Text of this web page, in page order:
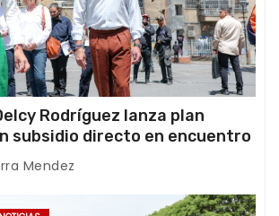
Rodríguez lanza plan
subsidio directo en encuentro
Condominio
Mendez